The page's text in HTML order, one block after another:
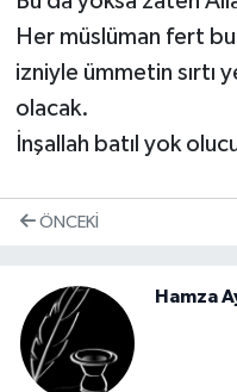
Her müslüman fert
izniyle ümmetin sırtı
olacak.
İnşallah batıl yok
ÖNCEKI
Hamza